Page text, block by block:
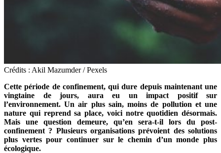
Crédits : Akil Mazumder / Pexels
Cette période de confinement, qui dure depuis maintenant une
vingtaine de jours, aura eu un impact positif sur
l’environnement. Un air plus sain, moins de pollution et une
nature qui reprend sa place, voici notre quotidien désormais.
Mais une question demeure, qu’en sera-t-il lors du post-
confinement ? Plusieurs organisations prévoient des solutions
plus vertes pour continuer sur le chemin d’un monde plus
écologique.